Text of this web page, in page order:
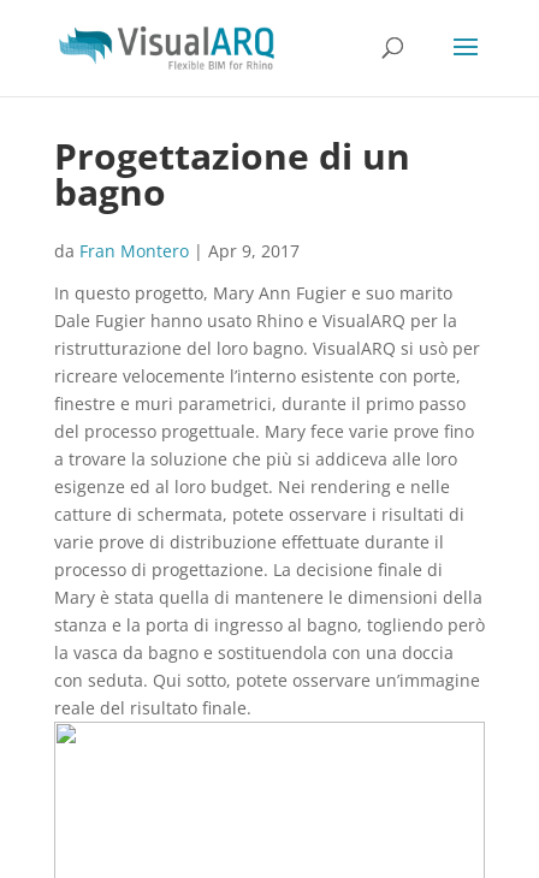
Progettazione di un
bagno
da Fran Montero| Apr 9, 2017
In questo progetto, Mary Ann Fugier e suo marito
Dale Fugier hanno usato Rhino e VisualARQ per la
ristrutturazione del loro bagno. VisualARQ si usò per
ricreare velocemente l’interno esistente con porte,
finestre e muri parametrici, durante il primo passo
del processo progettuale. Mary fece varie prove fino
a trovare la soluzione che più si addiceva alle loro
esigenze ed al loro budget. Nei rendering e nelle
catture di schermata, potete osservare i risultati di
varie prove di distribuzione effettuate durante il
processo di progettazione. La decisione finale di
Mary è stata quella di mantenere le dimensioni della
stanza e la porta di ingresso al bagno, togliendo però
la vasca da bagno e sostituendola con una doccia
con seduta. Qui sotto, potete osservare un’immagine
reale del risultato finale.